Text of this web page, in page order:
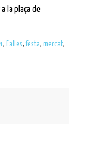
la plaça de
, Falles, festa, mercat,